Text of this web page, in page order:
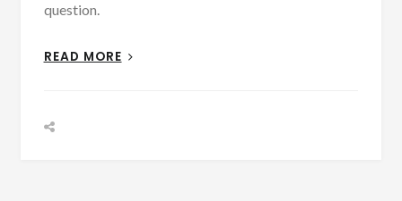
question.
READ MORE